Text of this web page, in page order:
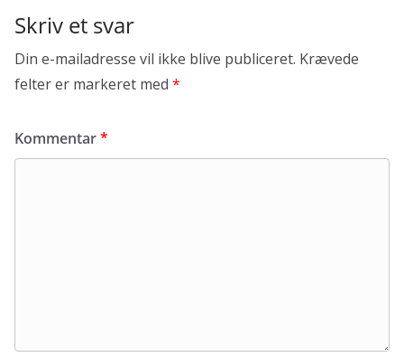
Skriv et svar
Din e-mailadresse vil ikke blive publiceret. Krævede
felter er markeret med *
Kommentar*